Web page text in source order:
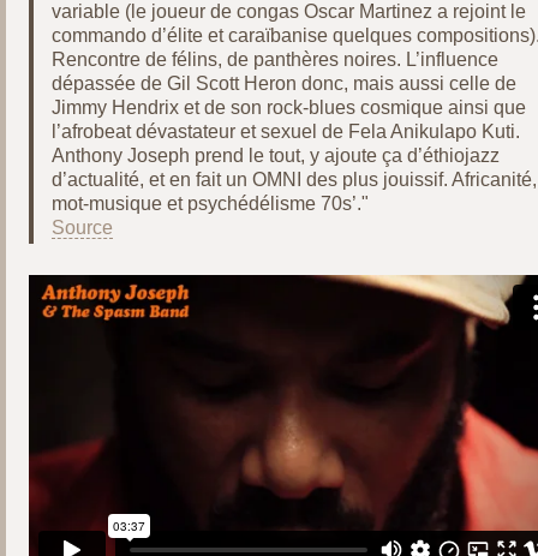
variable (le joueur de congas Oscar Martinez a rejoint le
commando d’élite et caraïbanise quelques
Rencontre de félins, de panthères noires. L’influence
dépassée de Gil Scott Heron donc, mais aussi celle de
Jimmy Hendrix et de son rock-blues cosmique ainsi que
l’afrobeat dévastateur et sexuel de Fela Anikulapo Kuti.
Anthony Joseph prend le tout, y ajoute ça d’éthiojazz
d’actualité, et en fait un OMNI des plus jouissif. Africanité,
mot-musique et psychédélisme 70s’."
Source